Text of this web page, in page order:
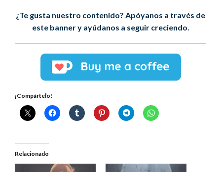
¿Te gusta nuestro contenido? Apóyanos a través de
este banner y ayúdanos a seguir creciendo.
¡Compártelo!
Relacionado